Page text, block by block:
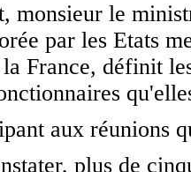
monsieur le
par les Etats
France, définit
aux réunions
plus de